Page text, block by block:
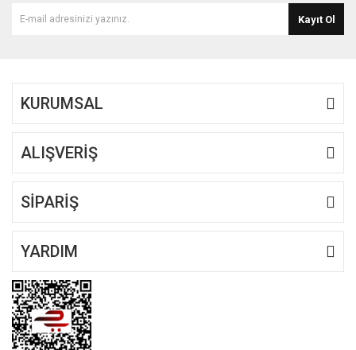
Kayıt Ol
KURUMSAL
ALIŞVERİŞ
SİPARİŞ
YARDIM